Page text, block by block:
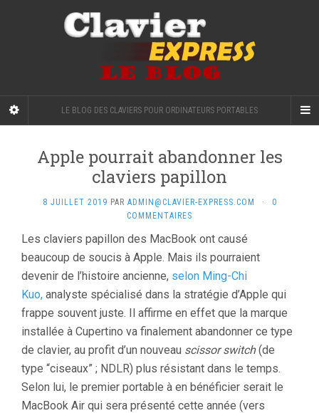
LE BLOG DES CLAVIERS POUR ORDINATEURS PORTABLES
Apple pourrait abandonner les
claviers papillon
8 JUILLET 2019 PAR ADMIN@CLAVIER-EXPRESS.COM ·
0
COMMENTAIRES
Les claviers papillon des MacBook ont causé
beaucoup de soucis à Apple. Mais ils pourraient
devenir de l’histoire ancienne, selon Ming-Chi
Kuo, analyste spécialisé dans la stratégie d’Apple qui
frappe souvent juste. Il affirme en effet que la marque
installée à Cupertino va finalement abandonner ce type
de clavier, au profit d’un nouveau scissor switch(de
type “ciseaux” ; NDLR) plus résistant dans le temps.
Selon lui, le premier portable à en bénéficier serait le
MacBook Air qui sera présenté cette année (vers